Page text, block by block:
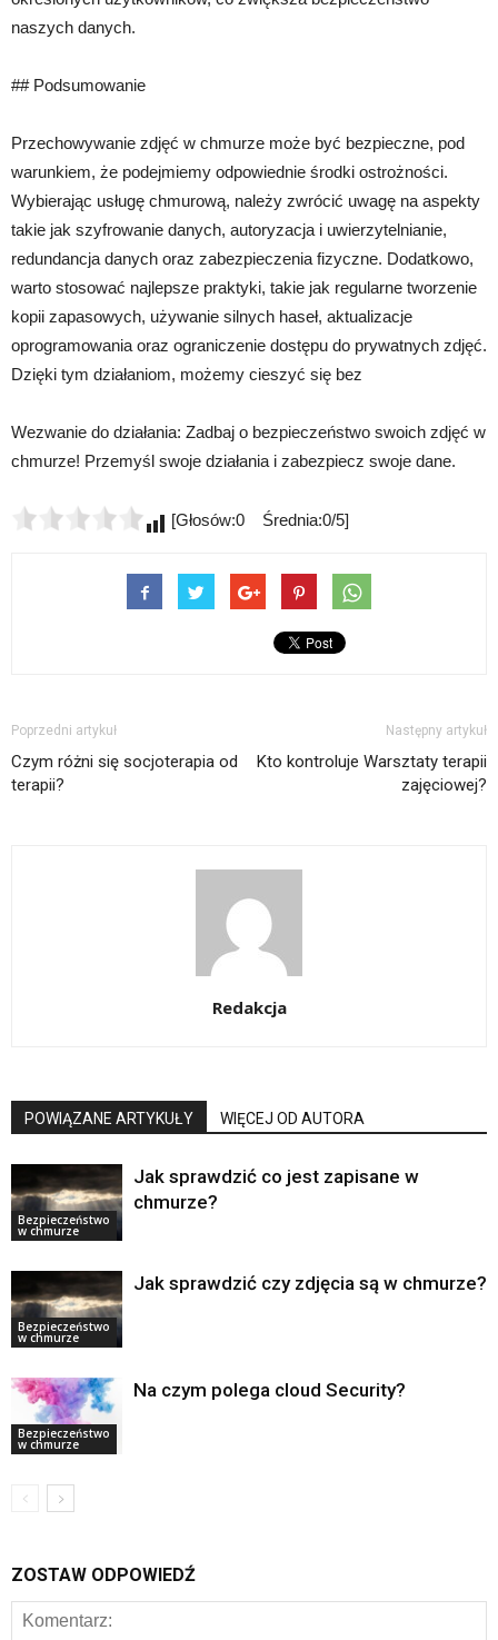
naszych danych.
## Podsumowanie
Przechowywanie zdjęć w chmurze może być bezpieczne, pod
warunkiem, że podejmiemy odpowiednie środki ostrożności.
Wybierając usługę chmurową, należy zwrócić uwagę na aspekty
takie jak szyfrowanie danych, autoryzacja i uwierzytelnianie,
redundancja danych oraz zabezpieczenia fizyczne. Dodatkowo,
warto stosować najlepsze praktyki, takie jak regularne tworzenie
kopii zapasowych, używanie silnych haseł, aktualizacje
oprogramowania oraz ograniczenie dostępu do prywatnych zdjęć.
Dzięki tym działaniom, możemy cieszyć się bez
Wezwanie do działania: Zadbaj o bezpieczeństwo swoich zdjęć w
chmurze! Przemyśl swoje działania i zabezpiecz swoje dane.
[Głosów:0 Średnia:0/5]
Poprzedni artykuł
Czym różni się socjoterapia od
terapii?
Następny artykuł
Kto kontroluje Warsztaty terapii
zajęciowej?
Redakcja
POWIĄZANE ARTYKUŁY WIĘCEJ OD AUTORA
Bezpieczeństwo
w chmurze
Jak sprawdzić co jest zapisane w
chmurze?
Bezpieczeństwo
w chmurze
Jak sprawdzić czy zdjęcia są w chmurze?
Bezpieczeństwo
w chmurze
Na czym polega cloud Security?
ZOSTAW ODPOWIEDŹ